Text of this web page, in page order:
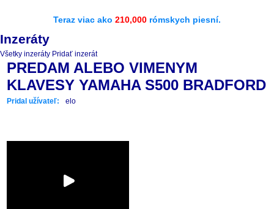
Teraz viac ako 210,000 rómskych piesní.
Inzeráty
Všetky inzeráty Pridať inzerát
PREDAM ALEBO VIMENYM
KLAVESY YAMAHA S500 BRADFORD
Pridal užívateľ: elo